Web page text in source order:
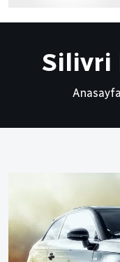
Silivri
Anasayfa